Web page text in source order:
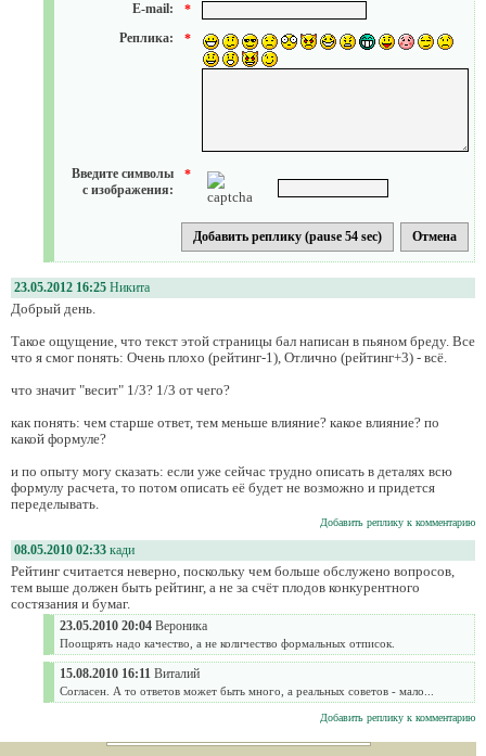
E-mail:
*
Реплика:
*
Введите символы
с изображения:
*
23.05.2012 16:25 Никита
Добрый день.
Такое ощущение, что текст этой страницы бал написан в пьяном бреду. Все
что я смог понять: Очень плохо (рейтинг-1), Отлично (рейтинг+3) - всё.
что значит "весит" 1/3? 1/3 от чего?
как понять: чем старше ответ, тем меньше влияние? какое влияние? по
какой формуле?
и по опыту могу сказать: если уже сейчас трудно описать в деталях всю
формулу расчета, то потом описать её будет не возможно и придется
переделывать.
Добавить реплику к комментарию
08.05.2010 02:33 кади
Рейтинг считается неверно, поскольку чем больше обслужено вопросов,
тем выше должен быть рейтинг, а не за счёт плодов конкурентного
состязания и бумаг.
23.05.2010 20:04 Вероника
Поощрять надо качество, а не количество формальных отписок.
15.08.2010 16:11 Виталий
Согласен. А то ответов может быть много, а реальных советов - мало...
Добавить реплику к комментарию